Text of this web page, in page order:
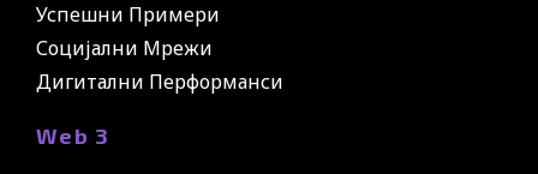
Успешни Примери
Социјални Мрежи
Дигитални Перформанси
Web 3